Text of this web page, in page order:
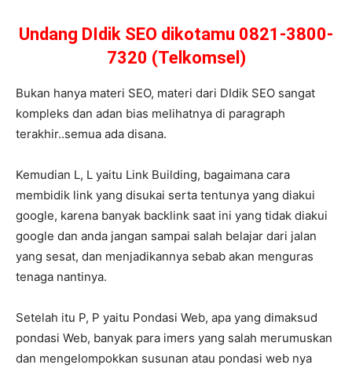
Undang DIdik SEO dikotamu 0821-3800-
7320 (Telkomsel)
Bukan hanya materi SEO, materi dari DIdik SEO sangat
kompleks dan adan bias melihatnya di paragraph
terakhir..semua ada disana.
Kemudian L, L yaitu Link Building, bagaimana cara
membidik link yang disukai serta tentunya yang diakui
google, karena banyak backlink saat ini yang tidak diakui
google dan anda jangan sampai salah belajar dari jalan
yang sesat, dan menjadikannya sebab akan menguras
tenaga nantinya.
Setelah itu P, P yaitu Pondasi Web, apa yang dimaksud
pondasi Web, banyak para imers yang salah merumuskan
dan mengelompokkan susunan atau pondasi web nya